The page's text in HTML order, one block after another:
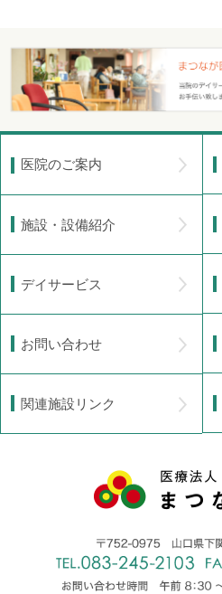
医院のご案内
施設・設備紹介
デイサービス
お問い合わせ
関連施設リンク